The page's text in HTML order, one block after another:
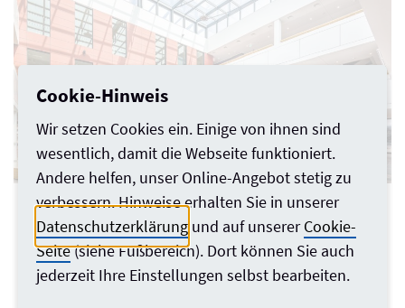
Aufstockung und Sanierung im Bestand / Carl-Reuther-Berufskolleg Hennef
Innenarchitektur: kloeters tebroke PartGmbB innenarchitektin architekt, Aachen;
Landschaftsarchitektur: 3Plus Freiraumplaner Kloeters Müller Kastner PartGmbB
Landschaftsar-chitekt + Architekt, Aachen; Bauherr: Rhein-Sieg-Kreis, Siegburg -
Peter Hinschläger
Cookie-Hinweis
Wir setzen Cookies ein. Einige von ihnen sind
wesentlich, damit die Webseite funktioniert.
Andere helfen, unser Online-Angebot stetig zu
verbessern. Hinweise erhalten Sie in unserer
Datenschutzerklärung und auf unsererCookie-
Seite(siehe Fußbereich). Dort können Sie auch
jederzeit Ihre Einstellungen selbst bearbeiten.